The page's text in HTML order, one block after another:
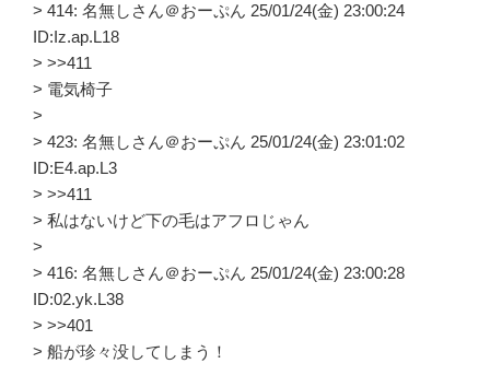
> 414: 名無しさん＠おーぷん 25/01/24(金) 23:00:24
ID:Iz.ap.L18
> >>411
> 電気椅子
>
> 423: 名無しさん＠おーぷん 25/01/24(金) 23:01:02
ID:E4.ap.L3
> >>411
> 私はないけど下の毛はアフロじゃん
>
> 416: 名無しさん＠おーぷん 25/01/24(金) 23:00:28
ID:02.yk.L38
> >>401
> 船が珍々没してしまう！